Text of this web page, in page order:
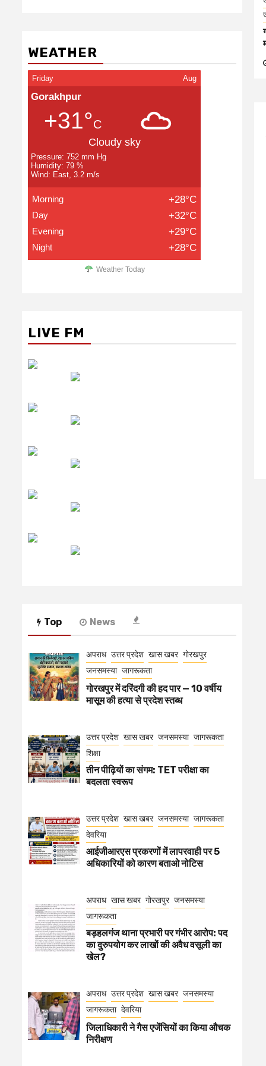
WEATHER
Friday Aug
Gorakhpur
+31°C
Cloudy sky
Pressure: 752 mm Hg
Humidity: 79 %
Wind: East, 3.2 m/s
Morning +28°C
Day +32°C
Evening +29°C
Night +28°C
Weather Today
LIVE FM
Top News
अपराध उत्तर प्रदेश खास खबर गोरखपुर
जनसमस्या जागरूकता
गोरखपुर में दरिंदगी की हद पार — 10 वर्षीय
मासूम की हत्या से प्रदेश स्तब्ध
उत्तर प्रदेश खास खबर जनसमस्या जागरूकता
शिक्षा
तीन पीढ़ियों का संगम: TET परीक्षा का
बदलता स्वरूप
उत्तर प्रदेश खास खबर जनसमस्या जागरूकता
देवरिया
आईजीआरएस प्रकरणों में लापरवाही पर 5
अधिकारियों को कारण बताओ नोटिस
अपराध खास खबर गोरखपुर जनसमस्या
जागरूकता
बड़हलगंज थाना प्रभारी पर गंभीर आरोप: पद
का दुरुपयोग कर लाखों की अवैध वसूली का
खेल?
अपराध उत्तर प्रदेश खास खबर जनसमस्या
जागरूकता देवरिया
जिलाधिकारी ने गैस एजेंसियों का किया औचक
निरीक्षण